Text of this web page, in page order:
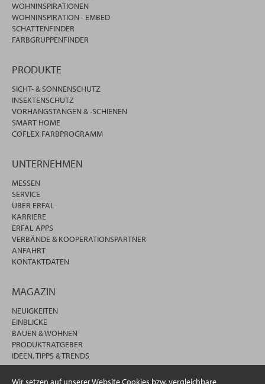
Wir setzen auf unserer Website Cookies bzw. vergleichbare
WOHNINSPIRATIONEN
WOHNINSPIRATION - EMBED
SCHATTENFINDER
FARBGRUPPENFINDER
PRODUKTE
SICHT- & SONNENSCHUTZ
INSEKTENSCHUTZ
VORHANGSTANGEN & -SCHIENEN
SMART HOME
COFLEX FARBPROGRAMM
UNTERNEHMEN
MESSEN
SERVICE
ÜBER ERFAL
KARRIERE
ERFAL APPS
VERBÄNDE & KOOPERATIONSPARTNER
ANFAHRT
KONTAKTDATEN
MAGAZIN
NEUIGKEITEN
EINBLICKE
BAUEN & WOHNEN
PRODUKTRATGEBER
IDEEN, TIPPS & TRENDS